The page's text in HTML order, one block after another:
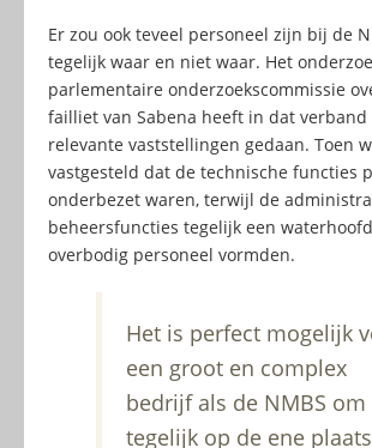
Er zou ook teveel personeel zijn bij de
tegelijk waar en niet waar. Het
parlementaire onderzoekscommissie
failliet van Sabena heeft in dat verband
relevante vaststellingen gedaan. Toen
vastgesteld dat de technische functies
onderbezet waren, terwijl de
beheersfuncties tegelijk een
overbodig personeel vormden.
Het is perfect mogelijk
een groot en complex
bedrijf als de NMBS om
tegelijk op de ene plaats